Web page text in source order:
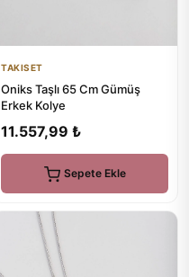
TAKISET
Oniks Taşlı 65 Cm Gümüş
Erkek Kolye
11.557,99 ₺
Sepete Ekle